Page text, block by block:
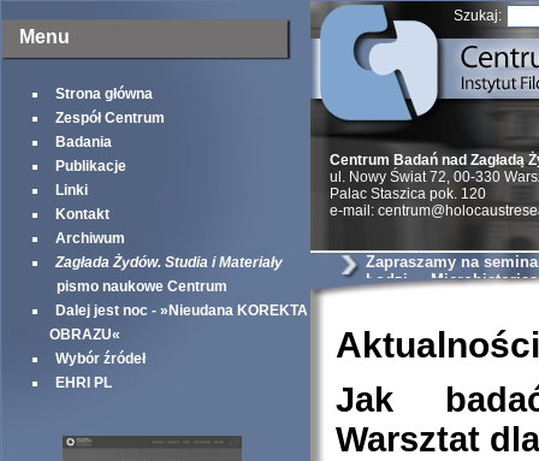
Menu
Strona główna
Zespół Centrum
Badania
Publikacje
Linki
Kontakt
Archiwum
Zagłada Żydów. Studia i Materiały
pismo naukowe Centrum
Dalej jest noc - »Nieudana KOREKTA
OBRAZU«
Wybór źródeł
EHRI PL
Szukaj:
Centrum Badań nad Zagładą
ul. Nowy Świat 72, 00-330
Palac Staszica pok. 120
e-mail:
Zapraszamy na
Łodzi -
Aktualności
Jak
Warsztat